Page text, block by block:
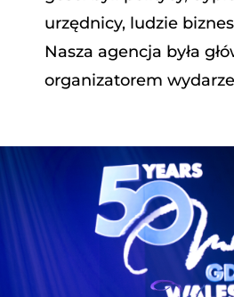
urzędnicy, ludzie
Nasza agencja była
organizatorem